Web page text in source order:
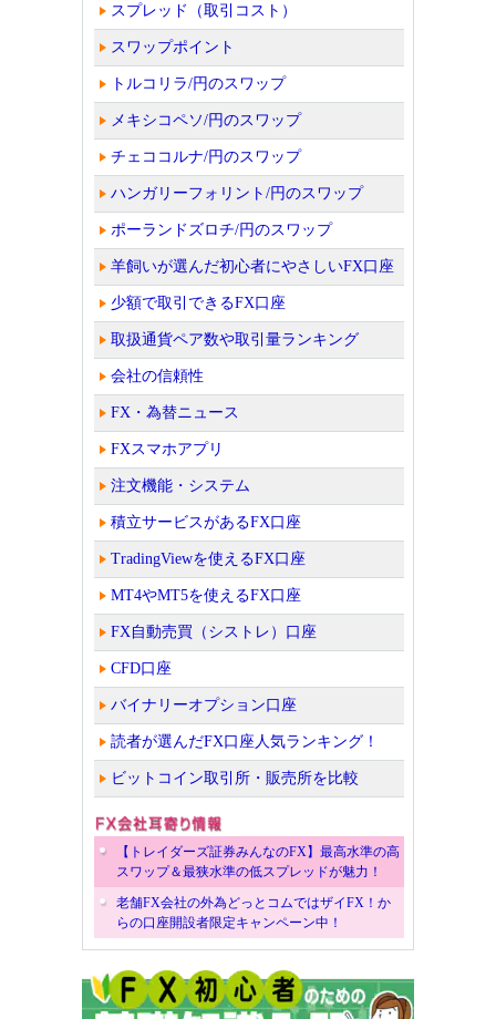
スプレッド（取引コスト）
スワップポイント
トルコリラ/円のスワップ
メキシコペソ/円のスワップ
チェココルナ/円のスワップ
ハンガリーフォリント/円のスワップ
ポーランドズロチ/円のスワップ
羊飼いが選んだ初心者にやさしいFX口座
少額で取引できるFX口座
取扱通貨ペア数や取引量ランキング
会社の信頼性
FX・為替ニュース
FXスマホアプリ
注文機能・システム
積立サービスがあるFX口座
TradingViewを使えるFX口座
MT4やMT5を使えるFX口座
FX自動売買（シストレ）口座
CFD口座
バイナリーオプション口座
読者が選んだFX口座人気ランキング！
ビットコイン取引所・販売所を比較
【トレイダーズ証券みんなのFX】最高水準の高
スワップ＆最狭水準の低スプレッドが魅力！
老舗FX会社の外為どっとコムではザイFX！か
らの口座開設者限定キャンペーン中！